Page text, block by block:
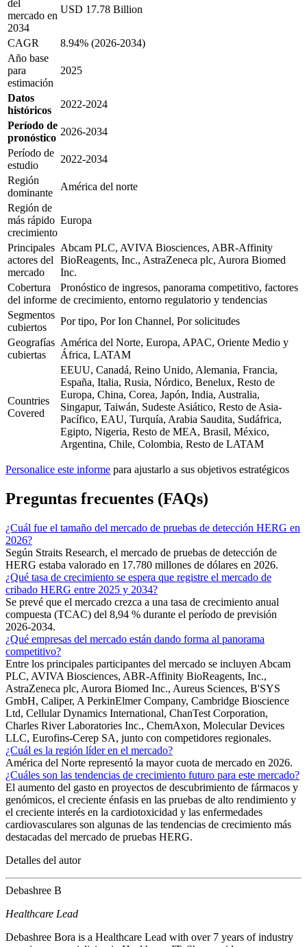
del
mercado en
2034
USD 17.78 Billion
CAGR
8.94% (2026-2034)
Año base
para
estimación
2025
Datos
históricos
2022-2024
Período de
pronóstico
2026-2034
Período de
estudio
2022-2034
Región
dominante
América del norte
Región de
más rápido
crecimiento
Europa
Principales
actores del
mercado
Abcam PLC, AVIVA Biosciences, ABR-Affinity
BioReagents, Inc., AstraZeneca plc, Aurora Biomed
Inc.
Cobertura
del informe
Pronóstico de ingresos, panorama competitivo, factores
de crecimiento, entorno regulatorio y tendencias
Segmentos
cubiertos
Por tipo, Por Ion Channel, Por solicitudes
Geografías
cubiertas
América del Norte, Europa, APAC, Oriente Medio y
África, LATAM
Countries
Covered
EEUU, Canadá, Reino Unido, Alemania, Francia,
España, Italia, Rusia, Nórdico, Benelux, Resto de
Europa, China, Corea, Japón, India, Australia,
Singapur, Taiwán, Sudeste Asiático, Resto de Asia-
Pacífico, EAU, Turquía, Arabia Saudita, Sudáfrica,
Egipto, Nigeria, Resto de MEA, Brasil, México,
Argentina, Chile, Colombia, Resto de LATAM
Personalice este informe para ajustarlo a sus objetivos estratégicos
Preguntas frecuentes (FAQs)
¿Cuál fue el tamaño del mercado de pruebas de detección HERG en
2026?
Según Straits Research, el mercado de pruebas de detección de
HERG estaba valorado en 17.780 millones de dólares en 2026.
¿Qué tasa de crecimiento se espera que registre el mercado de
cribado HERG entre 2025 y 2034?
Se prevé que el mercado crezca a una tasa de crecimiento anual
compuesta (TCAC) del 8,94 % durante el período de previsión
2026-2034.
¿Qué empresas del mercado están dando forma al panorama
competitivo?
Entre los principales participantes del mercado se incluyen Abcam
PLC, AVIVA Biosciences, ABR-Affinity BioReagents, Inc.,
AstraZeneca plc, Aurora Biomed Inc., Aureus Sciences, B'SYS
GmbH, Caliper, A PerkinElmer Company, Cambridge Bioscience
Ltd, Cellular Dynamics International, ChanTest Corporation,
Charles River Laboratories Inc., ChemAxon, Molecular Devices
LLC, Eurofins-Cerep SA, junto con competidores regionales.
¿Cuál es la región líder en el mercado?
América del Norte representó la mayor cuota de mercado en 2026.
¿Cuáles son las tendencias de crecimiento futuro para este mercado?
El aumento del gasto en proyectos de descubrimiento de fármacos y
genómicos, el creciente énfasis en las pruebas de alto rendimiento y
el creciente interés en la cardiotoxicidad y las enfermedades
cardiovasculares son algunas de las tendencias de crecimiento más
destacadas del mercado de pruebas HERG.
Detalles del autor
Debashree B
Healthcare Lead
Debashree Bora is a Healthcare Lead with over 7 years of industry